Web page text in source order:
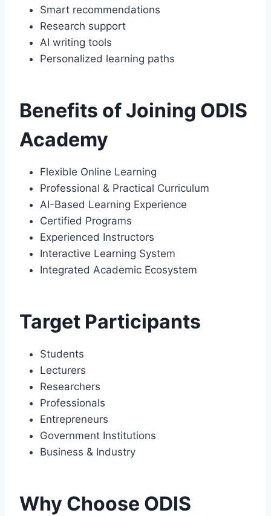
Smart recommendations
Research support
AI writing tools
Personalized learning paths
Benefits of Joining ODIS
Academy
Flexible Online Learning
Professional & Practical Curriculum
AI-Based Learning Experience
Certified Programs
Experienced Instructors
Interactive Learning System
Integrated Academic Ecosystem
Target Participants
Students
Lecturers
Researchers
Professionals
Entrepreneurs
Government Institutions
Business & Industry
Why Choose ODIS